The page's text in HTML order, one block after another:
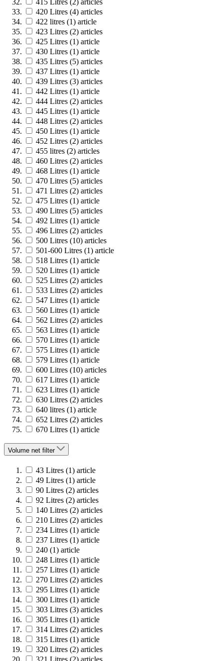
420 Litres (4) articles
422 litres (1) article
423 Litres (2) articles
425 Litres (1) article
430 Litres (1) article
435 Litres (5) articles
437 Litres (1) article
439 Litres (3) articles
442 Litres (1) article
444 Litres (2) articles
445 Litres (1) article
448 Litres (2) articles
450 Litres (1) article
452 Litres (2) articles
455 litres (2) articles
460 Litres (2) articles
468 Litres (1) article
470 Litres (5) articles
471 Litres (2) articles
475 Litres (1) article
490 Litres (5) articles
492 Litres (1) article
496 Litres (2) articles
500 Litres (10) articles
501-600 Litres (1) article
518 Litres (1) article
520 Litres (1) article
525 Litres (2) articles
533 Litres (2) articles
547 Litres (1) article
560 Litres (1) article
562 Litres (2) articles
563 Litres (1) article
570 Litres (1) article
575 Litres (1) article
579 Litres (1) article
600 Litres (10) articles
617 Litres (1) article
623 Litres (1) article
630 Litres (2) articles
640 litres (1) article
652 Litres (2) articles
670 Litres (1) article
Volume net filter
43 Litres (1) article
49 Litres (1) article
90 Litres (2) articles
92 Litres (2) articles
140 Litres (2) articles
210 Litres (2) articles
234 Litres (1) article
237 Litres (1) article
240 (1) article
248 Litres (1) article
257 Litres (1) article
270 Litres (2) articles
295 Litres (1) article
300 Litres (1) article
303 Litres (3) articles
305 Litres (1) article
314 Litres (2) articles
315 Litres (1) article
320 Litres (2) articles
321 Litres (2) articles